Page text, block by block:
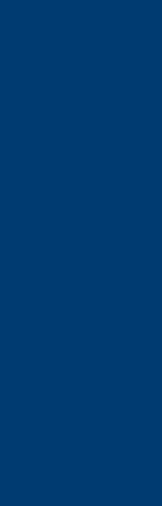
on-line
é um formato do